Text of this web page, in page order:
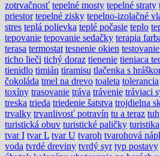
zotrvačnosť tepelné mosty tepelné straty
priestor tepelné zisky tepelno-izolačné
stres teplá polievka teplé počasie teplo
tepovanie tepovanie sedačky terapia
terasa termostat tesnenie okien
ticho lieči tichý doraz tienenie tieniaca
tienidlo timián tiramisu tlačenka s
čokoláda tmel na drevo toaleta tolerancia
toxíny trasovanie tráva trávenie tráviaci
treska trieda triedenie šatstva trojdielna
trvalky trvanlivosť potravín tu a teraz
turistická obuv turistické paličky turistika
tvar I tvar L tvar U tvaroh tvarohová
voda tvrdé dreviny tvrdý syr typ postavy